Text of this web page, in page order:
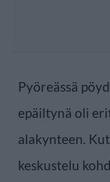
Pyöreässä
epäiltynä oli
alakynteen.
keskustelu